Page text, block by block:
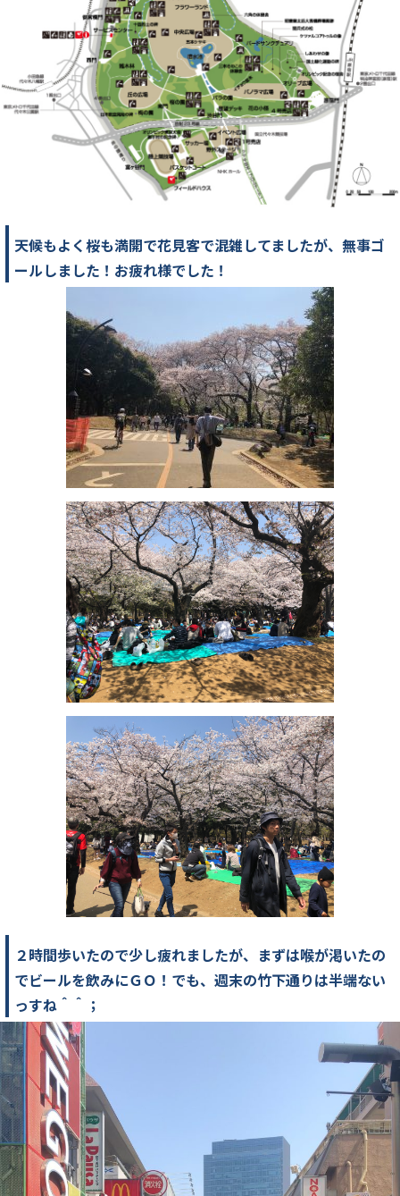
天候もよく桜も満開で花見客で混雑してましたが、無事ゴ
ールしました！お疲れ様でした！
２時間歩いたので少し疲れましたが、まずは喉が渇いたの
でビールを飲みにＧＯ！でも、週末の竹下通りは半端ない
っすね＾＾；